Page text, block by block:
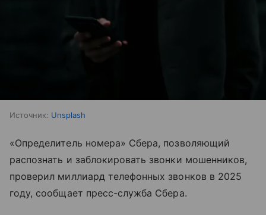
Источник: Unsplash
«Определитель номера» Сбера, позволяющий
распознать и заблокировать звонки мошенников,
проверил миллиард телефонных звонков в 2025
году, сообщает пресс-служба Сбера.